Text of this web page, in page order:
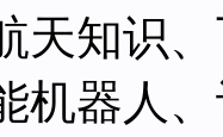
天知识
机器人